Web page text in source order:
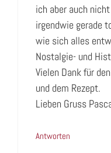
ich aber auch
irgendwie gerade
wie sich alles
Nostalgie- und
Vielen Dank für
und dem Rezept.
Lieben Gruss
Antworten